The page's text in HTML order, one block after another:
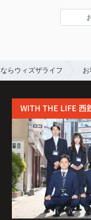
られました。
また引っ越し
らウィズザライフ
WITH THE LIFE 西